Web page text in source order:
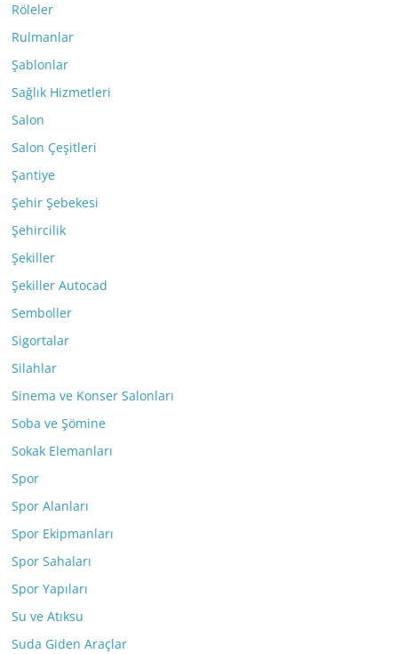
Röleler
Rulmanlar
Şablonlar
Sağlık Hizmetleri
Salon
Salon Çeşitleri
Şantiye
Şehir Şebekesi
Şehircilik
Şekiller
Şekiller Autocad
Semboller
Sigortalar
Silahlar
Sinema ve Konser Salonları
Soba ve Şömine
Sokak Elemanları
Spor
Spor Alanları
Spor Ekipmanları
Spor Sahaları
Spor Yapıları
Su ve Atıksu
Suda Giden Araçlar